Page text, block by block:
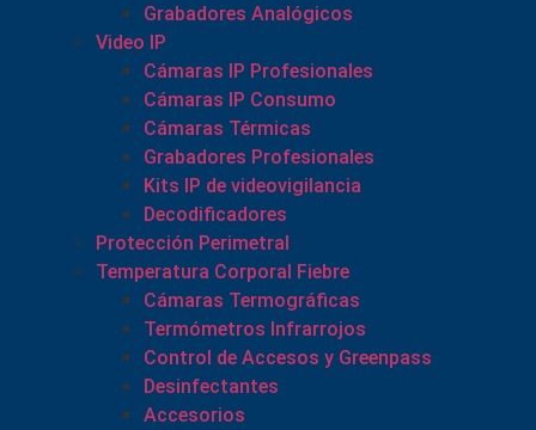
Grabadores Analógicos
Video IP
Cámaras IP Profesionales
Cámaras IP Consumo
Cámaras Térmicas
Grabadores Profesionales
Kits IP de videovigilancia
Decodificadores
Protección Perimetral
Temperatura Corporal Fiebre
Cámaras Termográficas
Termómetros Infrarrojos
Control de Accesos y Greenpass
Desinfectantes
Accesorios